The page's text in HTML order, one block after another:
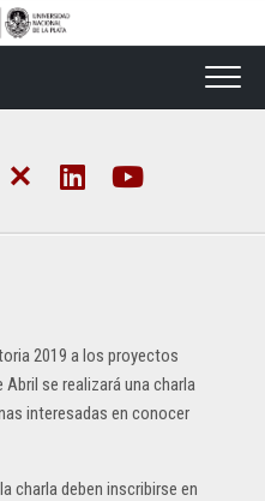
2019 a los proyectos
Abril se realizará una charla
interesadas en conocer
charla deben inscribirse en